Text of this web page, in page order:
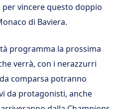
vincere questo doppio
di Baviera.
programma la prossima
verrà, con i nerazzurri
comparsa potranno
da protagonisti, anche